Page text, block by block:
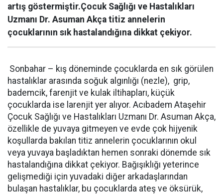
artış göstermiştir.Çocuk Sağlığı ve Hastalıkları
Uzmanı Dr. Asuman Akça titiz annelerin
çocuklarının sık hastalandığına dikkat çekiyor.
Sonbahar – kış döneminde çocuklarda en sık görülen
hastalıklar arasında soğuk algınlığı (nezle), grip,
bademcik, farenjit ve kulak iltihapları, küçük
çocuklarda ise larenjit yer alıyor. Acıbadem Ataşehir
Çocuk Sağlığı ve Hastalıkları Uzmanı Dr. Asuman Akça,
özellikle de yuvaya gitmeyen ve evde çok hijyenik
koşullarda bakılan titiz annelerin çocuklarının okul
veya yuvaya başladıktan hemen sonraki dönemde sık
hastalandığına dikkat çekiyor. Bağışıklığı yeterince
gelişmediği için yuvadaki diğer arkadaşlarından
bulaşan hastalıklar, bu çocuklarda ateş ve öksürük,